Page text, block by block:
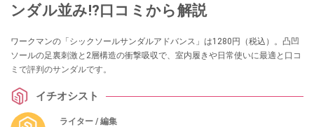
ンダル並み!?口コミから解説
ワークマンの「シックソールサンダルアドバンス」は1280円（税込）。凸凹
ソールの足裏刺激と2層構造の衝撃吸収で、室内履きや日常使いに最適と口コ
ミで評判のサンダルです。
イチオシスト
ライター / 編集